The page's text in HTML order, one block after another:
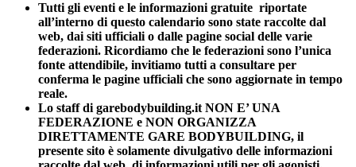
Tutti gli eventi e le informazioni gratuite riportate
all’interno di questo calendario sono state raccolte dal
web, dai siti ufficiali o dalle pagine social delle varie
federazioni. Ricordiamo che le federazioni sono l’unica
fonte attendibile, invitiamo tutti a consultare per
conferma le pagine ufficiali che sono aggiornate in tempo
reale.
Lo staff di garebodybuilding.it NON E’ UNA
FEDERAZIONE e NON ORGANIZZA
DIRETTAMENTE GARE BODYBUILDING, il
presente sito è solamente divulgativo delle informazioni